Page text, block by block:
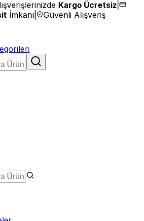
Kargo Ücretsiz
İmkanı Güvenli Alışveriş